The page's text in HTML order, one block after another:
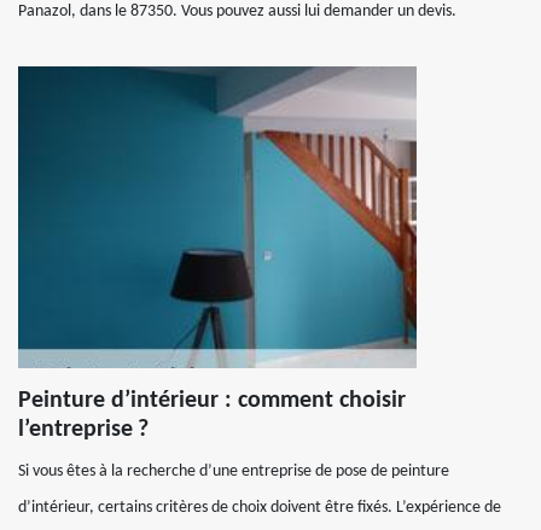
Panazol, dans le 87350. Vous pouvez aussi lui demander un devis.
Peinture d’intérieur : comment choisir
l’entreprise ?
Si vous êtes à la recherche d’une entreprise de pose de peinture
d’intérieur, certains critères de choix doivent être fixés. L’expérience de